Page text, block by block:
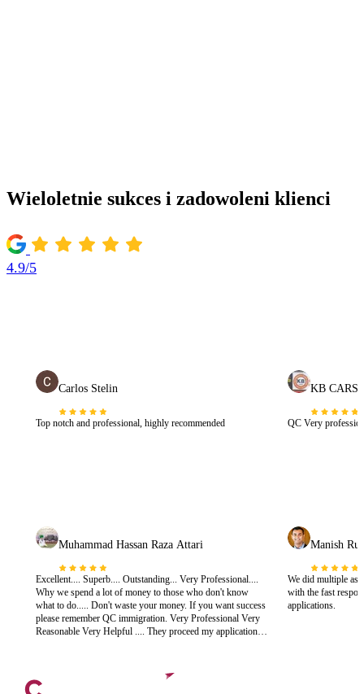
Wieloletnie sukces i zadowoleni klienci
4.9/5
Carlos Stelin
Top notch and professional, highly recommended
KB CARS
QC Very
Muhammad Hassan Raza Attari
Excellent.... Superb.... Outstanding... Very Professional....
Why we spend a lot of money to those who don't know
what to do..... Don't waste your money. If you want success
please remember QC immigration. Very Professional Very
Reasonable Very Helpful .... They proceed my application
BECAUSE OF QC IMMIGRATION.. THANKS....ALOT
Manish
We did multiple
with the fast
applications.